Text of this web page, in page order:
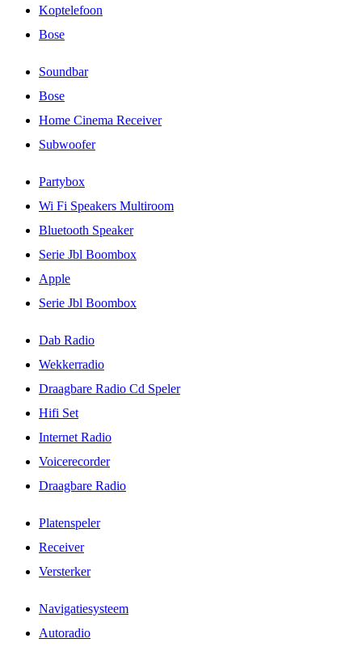
Koptelefoon
Bose
Soundbar
Bose
Home Cinema Receiver
Subwoofer
Partybox
Wi Fi Speakers Multiroom
Bluetooth Speaker
Serie Jbl Boombox
Apple
Serie Jbl Boombox
Dab Radio
Wekkerradio
Draagbare Radio Cd Speler
Hifi Set
Internet Radio
Voicerecorder
Draagbare Radio
Platenspeler
Receiver
Versterker
Navigatiesysteem
Autoradio